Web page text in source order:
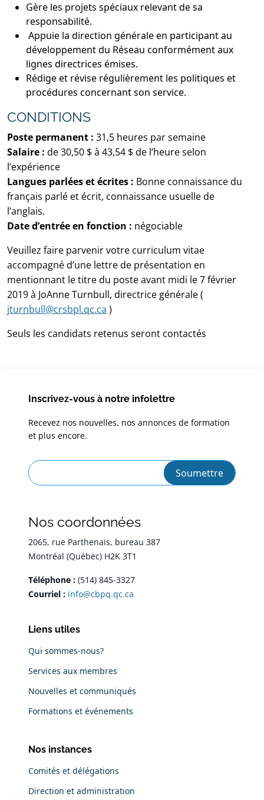
Gère les projets spéciaux relevant de sa
responsabilité.
Appuie la direction générale en participant au
développement du Réseau conformément aux
lignes directrices émises.
Rédige et révise régulièrement les politiques et
procédures concernant son service.
CONDITIONS
Poste permanent : 31,5 heures par semaine
Salaire : de 30,50 $ à 43,54 $ de l’heure selon
l’expérience
Langues parlées et écrites : Bonne connaissance du
français parlé et écrit, connaissance usuelle de
l’anglais.
Date d’entrée en fonction : négociable
Veuillez faire parvenir votre curriculum vitae
accompagné d’une lettre de présentation en
mentionnant le titre du poste avant midi le 7 février
2019 à JoAnne Turnbull, directrice générale (
jturnbull@crsbpl.qc.ca )
Seuls les candidats retenus seront contactés
Inscrivez-vous à notre infolettre
Recevez nos nouvelles, nos annonces de formation
et plus encore.
Nos coordonnées
2065, rue Parthenais, bureau 387
Montréal (Québec) H2K 3T1
Téléphone : (514) 845-3327
Courriel : info@cbpq.qc.ca
Liens utiles
Qui sommes-nous?
Services aux membres
Nouvelles et communiqués
Formations et événements
Nos instances
Comités et délégations
Direction et administration